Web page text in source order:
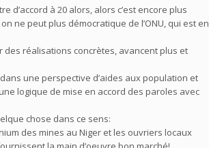
d’accord à 20 alors, alors c’est encore plus
ne peut plus démocratique de l’ONU, qui est en
des réalisations concrètes, avancent plus et
une perspective d’aides aux population et
logique de mise en accord des paroles avec
chose dans ce sens:
des mines au Niger et les ouvriers locaux